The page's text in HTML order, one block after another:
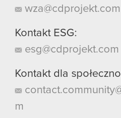
wza@cdprojekt.com
Kontakt ESG:
esg@cdprojekt.com
Kontakt dla
m